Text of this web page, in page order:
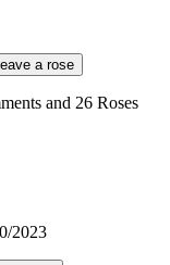
a rose
and 26 Roses
2023